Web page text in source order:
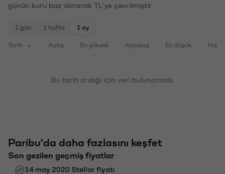
günün kuru baz alınarak TL'ye çevrilmiştir.
1 gün 1 hafta 1 ay
Tarih Açılış En yüksek Kapanış En düşük
Bu tarih aralığı için veri bulunamadı.
Paribu'da daha fazlasını keşfet
Son gezilen geçmiş fiyatlar
14 may 2020 Stellar fiyatı